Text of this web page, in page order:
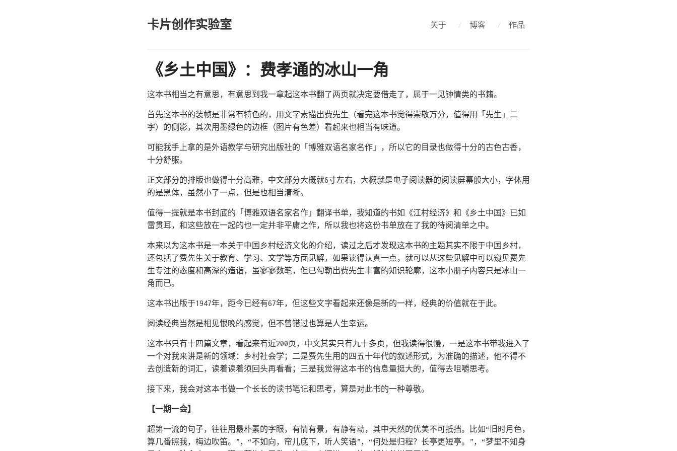
卡片创作实验室 关于 / 博客 / 作品
《乡土中国》：费孝通的冰山一角
这本书相当之有意思，有意思到我一拿起这本书翻了两页就决定要借走了，属于一见钟情类的书籍。
首先这本书的装帧是非常有特色的，用文字素描出费先生（看完这本书觉得崇敬万分，值得用「先生」二
字）的侧影，其次用墨绿色的边框（图片有色差）看起来也相当有味道。
可能我手上拿的是外语教学与研究出版社的「博雅双语名家名作」，所以它的目录也做得十分的古色古香，
十分舒服。
正文部分的排版也做得十分高雅，中文部分大概就6寸左右，大概就是电子阅读器的阅读屏幕般大小，字体用
的是黑体，虽然小了一点，但是也相当清晰。
值得一提就是本书封底的「博雅双语名家名作」翻译书单，我知道的书如《江村经济》和《乡土中国》已如
雷贯耳，和这些放在一起的也一定并非平庸之作，所以我也将这份书单放在了我的待阅清单之中。
本来以为这本书是一本关于中国乡村经济文化的介绍，读过之后才发现这本书的主题其实不限于中国乡村，
还包括了费先生关于教育、学习、文学等方面见解，如果读得认真一点，就可以从这些见解中可以窥见费先
生专注的态度和高深的造诣，虽寥寥数笔，但已勾勒出费先生丰富的知识轮廓，这本小册子内容只是冰山一
角而已。
这本书出版于1947年，距今已经有67年，但这些文字看起来还像是新的一样，经典的价值就在于此。
阅读经典当然是相见恨晚的感觉，但不曾错过也算是人生幸运。
这本书只有十四篇文章，看起来有近200页，中文其实只有九十多页，但我读得很慢，一是这本书带我进入了
一个对我来讲是新的领域：乡村社会学；二是费先生用的四五十年代的叙述形式，为准确的描述，他不得不
去创造新的词汇，读着读着须回头再看看；三是我觉得这本书的信息量挺大的，值得去咀嚼思考。
接下来，我会对这本书做一个长长的读书笔记和思考，算是对此书的一种尊敬。
【一期一会】
超第一流的句子，往往用最朴素的字眼，有情有景，有静有动，其中天然的优美不可抵挡。比如“旧时月色，
算几番照我，梅边吹笛。”，“不如向，帘儿底下，听人笑语”，“何处是归程？长亭更短亭。”，“梦里不知身